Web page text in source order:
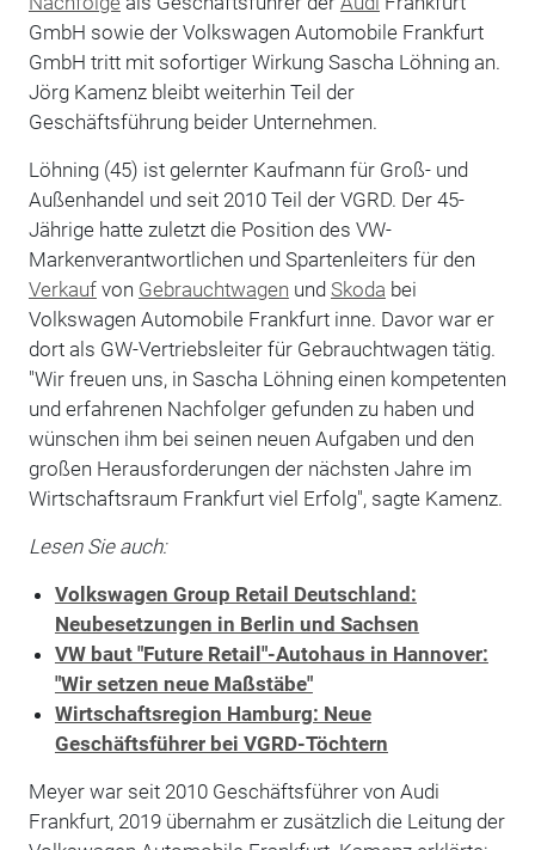
GmbH sowie der Volkswagen Automobile Frankfurt
GmbH tritt mit sofortiger Wirkung Sascha Löhning an.
Jörg Kamenz bleibt weiterhin Teil der
Geschäftsführung beider Unternehmen.
Löhning (45) ist gelernter Kaufmann für Groß- und
Außenhandel und seit 2010 Teil der VGRD. Der 45-
Jährige hatte zuletzt die Position des VW-
Markenverantwortlichen und Spartenleiters für den
Verkaufvon Gebrauchtwagen und Skoda bei
Volkswagen Automobile Frankfurt inne. Davor war er
dort als GW-Vertriebsleiter für Gebrauchtwagen tätig.
"Wir freuen uns, in Sascha Löhning einen kompetenten
und erfahrenen Nachfolger gefunden zu haben und
wünschen ihm bei seinen neuen Aufgaben und den
großen Herausforderungen der nächsten Jahre im
Wirtschaftsraum Frankfurt viel Erfolg", sagte Kamenz.
Lesen Sie auch:
Volkswagen Group Retail Deutschland:
Neubesetzungen in Berlin und Sachsen
VW baut "Future Retail"-Autohaus in Hannover:
"Wir setzen neue Maßstäbe"
Wirtschaftsregion Hamburg: Neue
Geschäftsführer bei VGRD-Töchtern
Meyer war seit 2010 Geschäftsführer von Audi
Frankfurt, 2019 übernahm er zusätzlich die Leitung der